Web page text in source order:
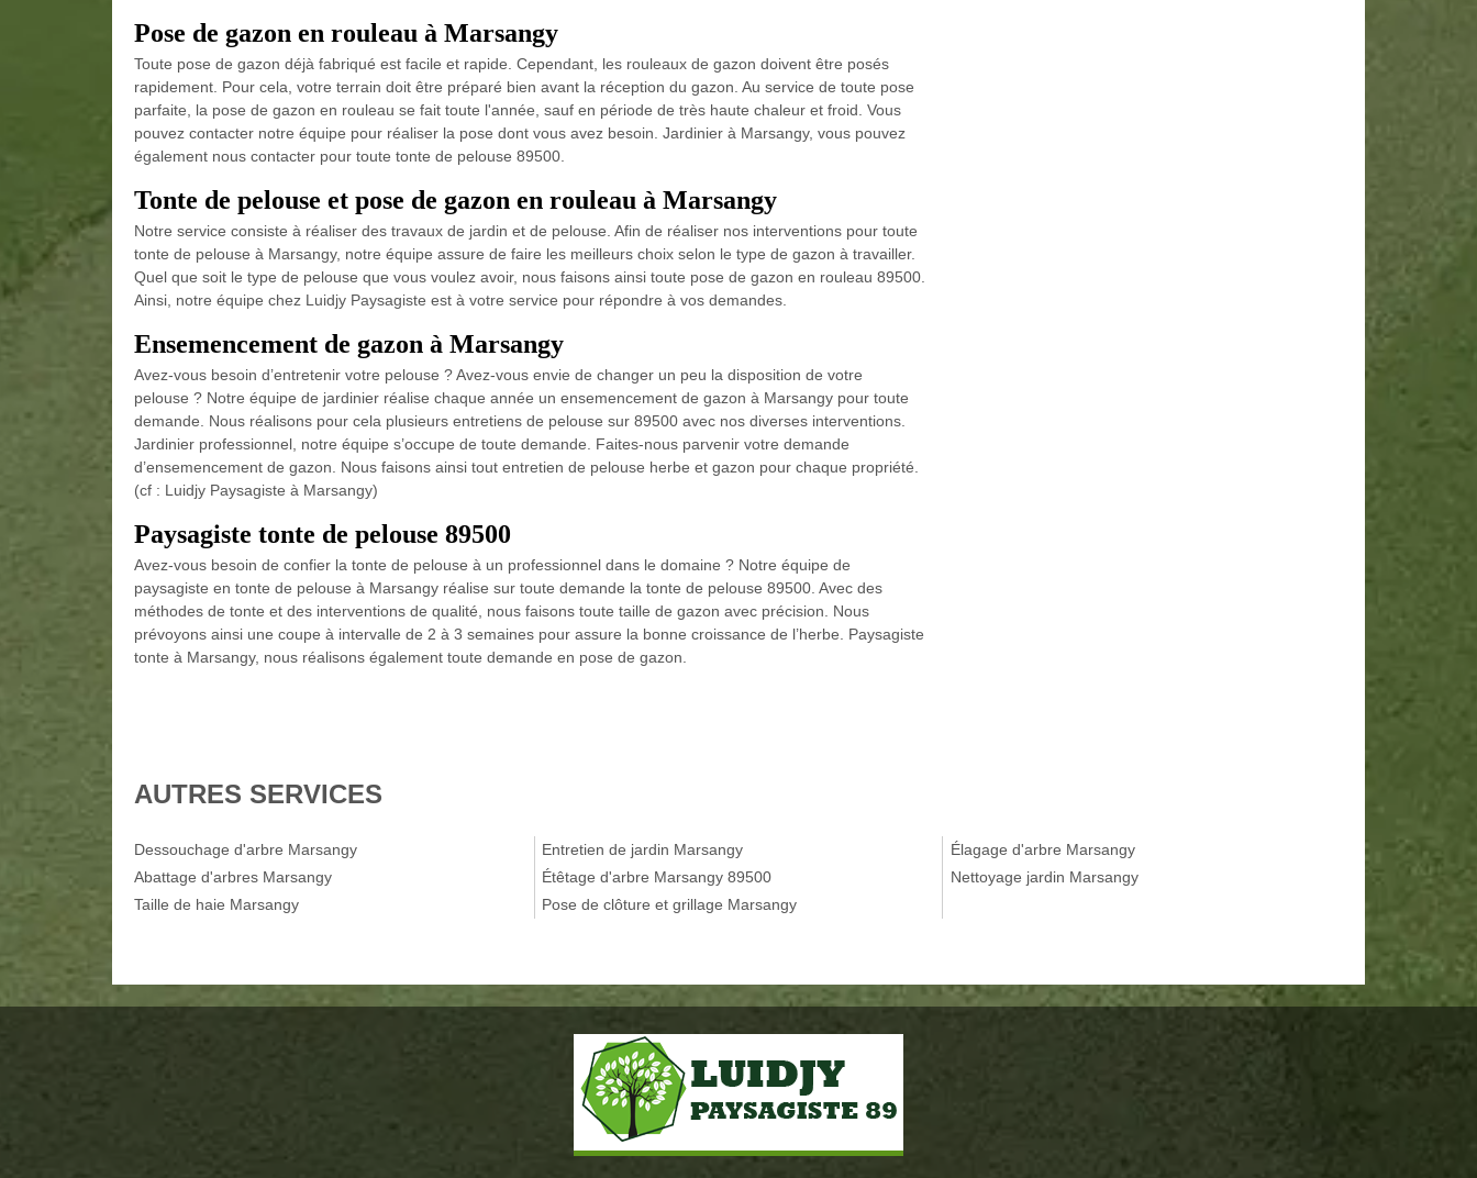
Pose de gazon en rouleau à Marsangy
Toute pose de gazon déjà fabriqué est facile et rapide. Cependant, les rouleaux de gazon doivent être posés
rapidement. Pour cela, votre terrain doit être préparé bien avant la réception du gazon. Au service de toute pose
parfaite, la pose de gazon en rouleau se fait toute l'année, sauf en période de très haute chaleur et froid. Vous
pouvez contacter notre équipe pour réaliser la pose dont vous avez besoin. Jardinier à Marsangy, vous pouvez
également nous contacter pour toute tonte de pelouse 89500.
Tonte de pelouse et pose de gazon en rouleau à Marsangy
Notre service consiste à réaliser des travaux de jardin et de pelouse. Afin de réaliser nos interventions pour toute
tonte de pelouse à Marsangy, notre équipe assure de faire les meilleurs choix selon le type de gazon à travailler.
Quel que soit le type de pelouse que vous voulez avoir, nous faisons ainsi toute pose de gazon en rouleau 89500.
Ainsi, notre équipe chez Luidjy Paysagiste est à votre service pour répondre à vos demandes.
Ensemencement de gazon à Marsangy
Avez-vous besoin d’entretenir votre pelouse ? Avez-vous envie de changer un peu la disposition de votre
pelouse ? Notre équipe de jardinier réalise chaque année un ensemencement de gazon à Marsangy pour toute
demande. Nous réalisons pour cela plusieurs entretiens de pelouse sur 89500 avec nos diverses interventions.
Jardinier professionnel, notre équipe s’occupe de toute demande. Faites-nous parvenir votre demande
d’ensemencement de gazon. Nous faisons ainsi tout entretien de pelouse herbe et gazon pour chaque propriété.
(cf : Luidjy Paysagiste à Marsangy)
Paysagiste tonte de pelouse 89500
Avez-vous besoin de confier la tonte de pelouse à un professionnel dans le domaine ? Notre équipe de
paysagiste en tonte de pelouse à Marsangy réalise sur toute demande la tonte de pelouse 89500. Avec des
méthodes de tonte et des interventions de qualité, nous faisons toute taille de gazon avec précision. Nous
prévoyons ainsi une coupe à intervalle de 2 à 3 semaines pour assure la bonne croissance de l’herbe. Paysagiste
tonte à Marsangy, nous réalisons également toute demande en pose de gazon.
AUTRES SERVICES
Dessouchage d'arbre Marsangy
Abattage d'arbres Marsangy
Taille de haie Marsangy
Entretien de jardin Marsangy
Étêtage d'arbre Marsangy 89500
Pose de clôture et grillage Marsangy
Élagage d'arbre Marsangy
Nettoyage jardin Marsangy